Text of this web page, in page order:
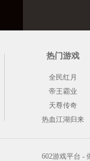
热门游戏
全民红月
帝王霸业
天尊传奇
热血江湖归来
602游戏平台 -